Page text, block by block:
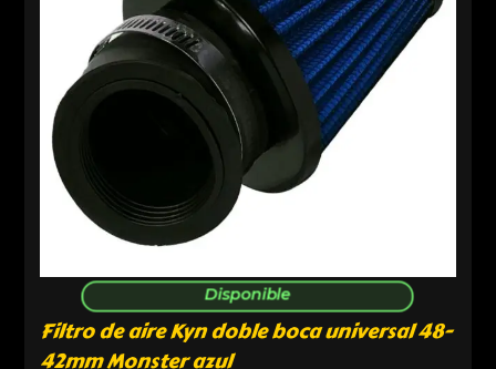
Disponible
Filtro de aire Kyn doble boca universal 48-
42mm Monster azul